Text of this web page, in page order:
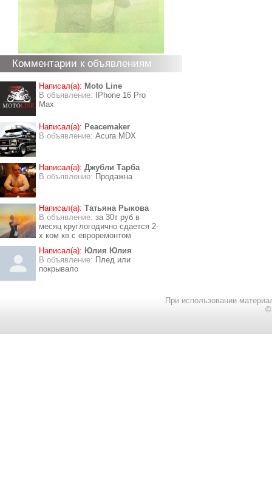
Комментарии к объявлениям
Написал(а): Moto Line
В объявление:
IPhone 16 Pro
Max
Написал(а): Peacemaker
В объявление: Acura MDX
Написал(а): Джубли Тарба
В объявление: Продажна
Написал(а): Татьяна Рыкова
В объявление: за 30т руб в
месяц круглогодично сдается 2-
х ком кв с евроремонтом
Написал(а): Юлия Юлия
В объявление: Плед или
покрывало
При использовании